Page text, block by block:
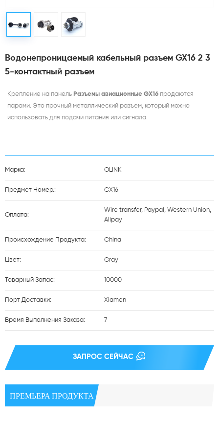
Водонепроницаемый кабельный разъем GX16 2 3
5-контактный разъем
Крепление на панель Разъемы авиационные GX16 продаются
парами. Это прочный металлический разъем, который можно
использовать для подачи питания или сигнала.
Марка: OLINK
Предмет Номер.: GX16
Оплата:
Wire transfer, Paypal, Western Union,
Alipay
Происхождение Продукта: China
Цвет: Gray
Товарный Запас: 10000
Порт Доставки: Xiamen
Время Выполнения Заказа: 7
ЗАПРОС СЕЙЧАС
ПРЕМЬЕРА ПРОДУКТА